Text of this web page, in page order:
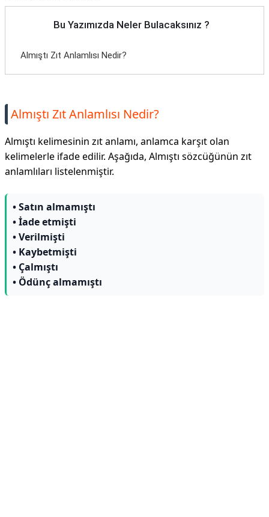
Bu Yazımızda Neler Bulacaksınız ?
Almıştı Zıt Anlamlısı Nedir?
Almıştı Zıt Anlamlısı Nedir?
Almıştı kelimesinin zıt anlamı, anlamca karşıt olan
kelimelerle ifade edilir. Aşağıda, Almıştı sözcüğünün zıt
anlamlıları listelenmiştir.
• Satın almamıştı
• İade etmişti
• Verilmişti
• Kaybetmişti
• Çalmıştı
• Ödünç almamıştı